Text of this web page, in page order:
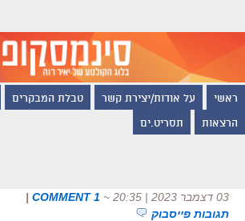
ראשי על אודות/יצירת קשר טבלת המבקרים
הרצאות תסריט.ים
03 דצמבר 2023 | 20:35 ~
1 COMMENT
|
תגובות פייסבוק